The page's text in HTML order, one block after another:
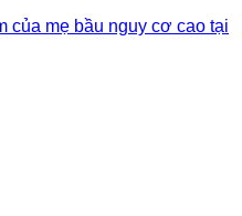
của mẹ bầu nguy cơ cao tại